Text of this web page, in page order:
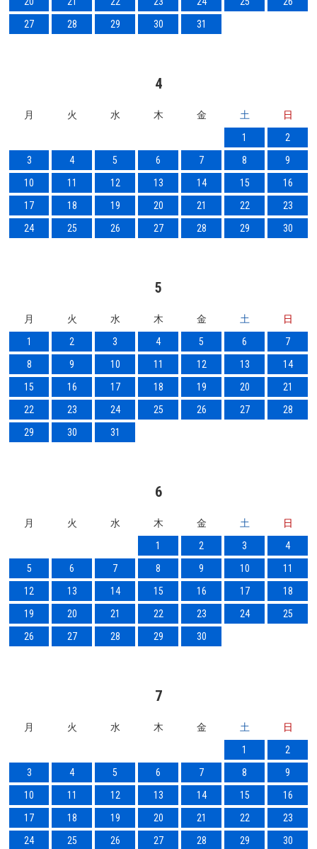
27
28 29 30 31
4
月 火 水 木 金 土
日
1
2
3
4 5 6 7 8
9
10
11 12 13 14 15
16
17
18 19 20 21 22
23
24
25 26 27 28 29 30
5
月 火 水 木 金 土
日
1
2 3 4 5 6
7
8
9 10 11 12 13
14
15
16 17 18 19 20
21
22
23 24 25 26 27
28
29
30 31
6
月 火 水 木 金 土
日
1
2 3
4
5
6 7 8 9 10
11
12
13 14 15 16 17
18
19
20 21 22 23 24
25
26
27 28 29 30
7
月 火 水 木 金 土
日
1
2
3
4 5 6 7 8
9
10
11 12 13 14 15
16
17
18 19 20 21 22
23
24
25 26 27 28 29 30